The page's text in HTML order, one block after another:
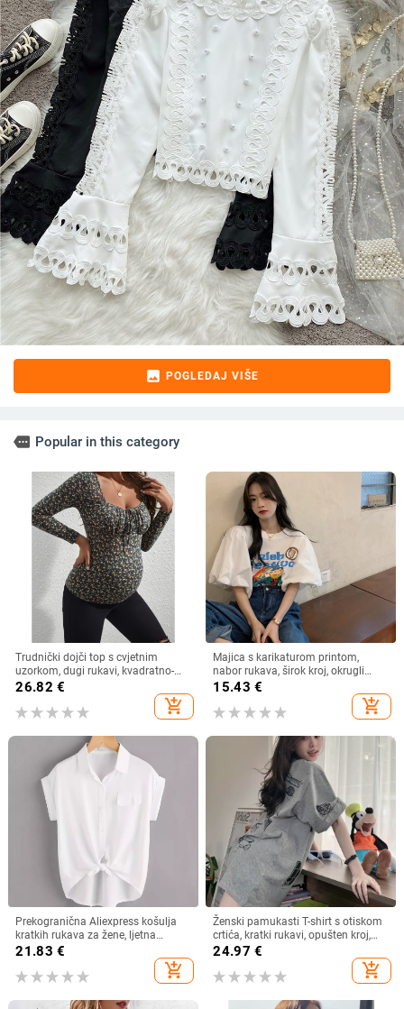
image POGLEDAJ VIŠE
more Popular in this category
Trudnički dojči top s cvjetnim
uzorkom, dugi rukavi, kvadratno-
okrugli izrez, uski kroj, poliester s
26.82 €
add_shopping_cart
Majica s karikaturom printom,
nabor rukava, širok kroj, okrugli
izrez
15.43 €
add_shopping_cart
Prekogranična Aliexpress košulja
kratkih rukava za žene, ljetna
lagana, čista boja, svestrana,
21.83 €
add_shopping_cart
Ženski pamukasti T-shirt s otiskom
crtića, kratki rukavi, opušten kroj,
srednja duljina
24.97 €
add_shopping_cart